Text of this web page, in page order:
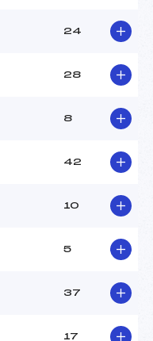
-1
U16
24
28
8
42
10
5
37
17